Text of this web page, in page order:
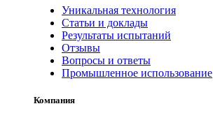
Уникальная технология
Статьи и доклады
Результаты испытаний
Отзывы
Вопросы и ответы
Промышленное использование
Компания